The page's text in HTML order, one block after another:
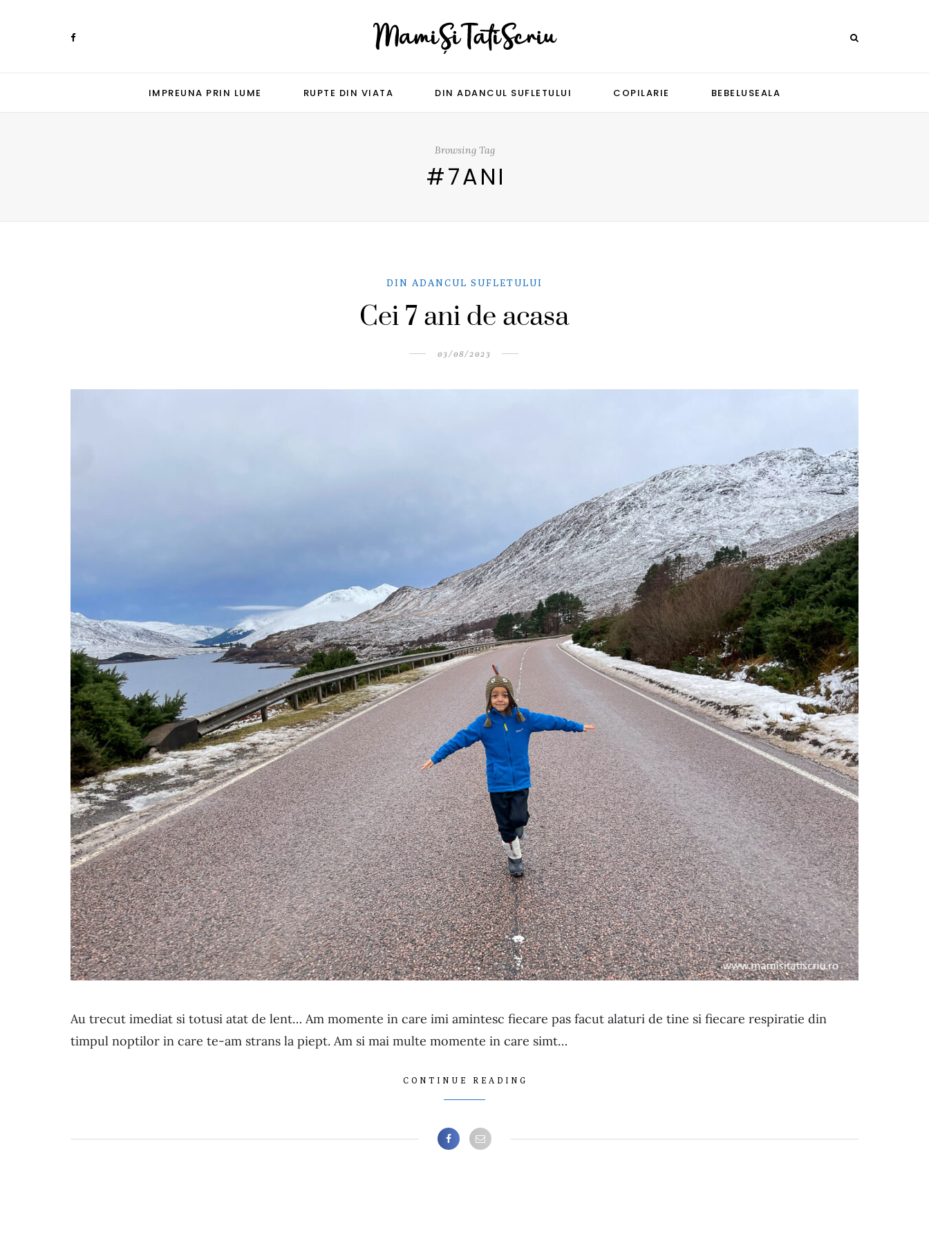
IMPREUNA PRIN LUME RUPTE DIN VIATA DIN ADANCUL SUFLETULUI COPILARIE BEBELUSEALA
Browsing Tag
#7ANI
DIN ADANCUL SUFLETULUI
Cei 7 ani de acasa
03/08/2023
Au trecut imediat si totusi atat de lent… Am momente in care imi amintesc fiecare pas facut alaturi de tine si fiecare respiratie din
timpul noptilor in care te-am strans la piept. Am si mai multe momente in care simt…
CONTINUE READING